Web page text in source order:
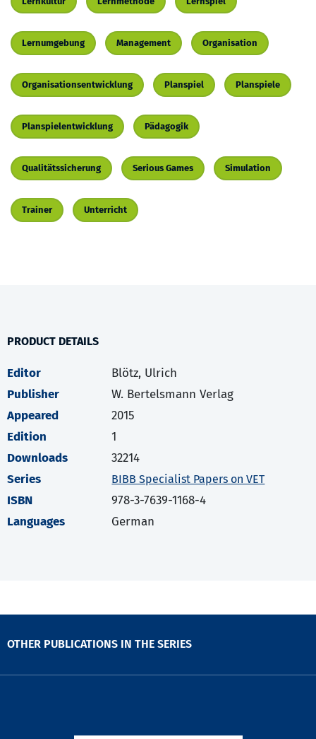
Lernumgebung Management Organisation
Organisationsentwicklung Planspiel Planspiele
Planspielentwicklung Pädagogik
Qualitätssicherung Serious Games Simulation
Trainer Unterricht
PRODUCT DETAILS
Editor
Blötz, Ulrich
Publisher
W. Bertelsmann Verlag
Appeared
2015
Edition
1
Downloads
32214
Series
BIBB Specialist Papers on VET
ISBN
978-3-7639-1168-4
Languages
German
OTHER PUBLICATIONS IN THE SERIES